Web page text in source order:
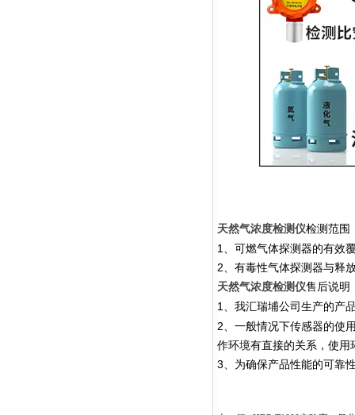
天然气浓度检测仪检测范围
1、可燃气体探测器的有效
2、有毒性气体探测器与释
天然气浓度检测仪售后说明
1、我汇瑞埔公司生产的产
2、一般情况下传感器的使
作环境有直接的关系，使
3、为确保产品性能的可靠